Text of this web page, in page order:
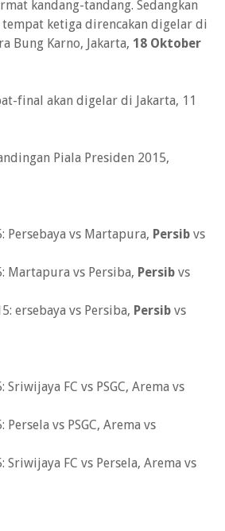
kandang-tandang. Sedangkan
ketiga direncakan digelar di
Bung Karno, Jakarta, 18 Oktober
final akan digelar di Jakarta, 11
Piala Presiden 2015,
Persebaya vs Martapura, Persib vs
Martapura vs Persiba, Persib vs
ersebaya vs Persiba, Persib vs
FC vs PSGC, Arema vs
vs PSGC, Arema vs
FC vs Persela, Arema vs